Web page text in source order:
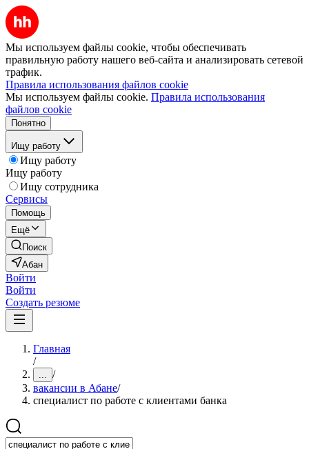
Мы используем файлы cookie, чтобы обеспечивать
правильную работу нашего веб-сайта и анализировать сетевой
трафик.
Правила использования файлов cookie
Мы используем файлы cookie. Правила использования
файлов cookie
Понятно
Ищу работу
Ищу работу
Ищу работу
Ищу сотрудника
Сервисы
Помощь
Ещё
Поиск
Абан
Войти
Войти
Создать резюме
Главная
/
... /
вакансии в Абане/
специалист по работе с клиентами банка